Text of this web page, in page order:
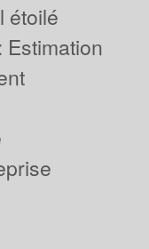
étoilé
Estimation